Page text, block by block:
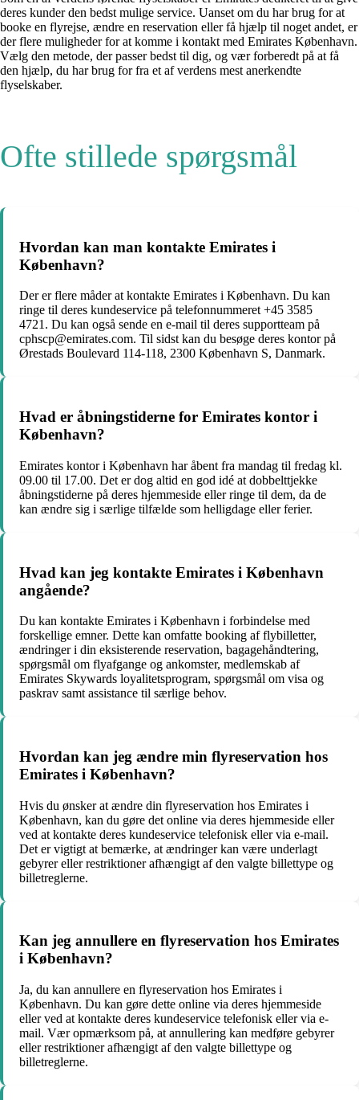
deres kunder den bedst mulige service. Uanset om du har brug for at
booke en flyrejse, ændre en reservation eller få hjælp til noget andet, er
der flere muligheder for at komme i kontakt med Emirates København.
Vælg den metode, der passer bedst til dig, og vær forberedt på at få
den hjælp, du har brug for fra et af verdens mest anerkendte
flyselskaber.
Ofte stillede spørgsmål
Hvordan kan man kontakte Emirates i
København?
Der er flere måder at kontakte Emirates i København. Du kan
ringe til deres kundeservice på telefonnummeret +45 3585
4721. Du kan også sende en e-mail til deres supportteam på
cphscp@emirates.com. Til sidst kan du besøge deres kontor på
Ørestads Boulevard 114-118, 2300 København S, Danmark.
Hvad er åbningstiderne for Emirates kontor i
København?
Emirates kontor i København har åbent fra mandag til fredag kl.
09.00 til 17.00. Det er dog altid en god idé at dobbelttjekke
åbningstiderne på deres hjemmeside eller ringe til dem, da de
kan ændre sig i særlige tilfælde som helligdage eller ferier.
Hvad kan jeg kontakte Emirates i København
angående?
Du kan kontakte Emirates i København i forbindelse med
forskellige emner. Dette kan omfatte booking af flybilletter,
ændringer i din eksisterende reservation, bagagehåndtering,
spørgsmål om flyafgange og ankomster, medlemskab af
Emirates Skywards loyalitetsprogram, spørgsmål om visa og
paskrav samt assistance til særlige behov.
Hvordan kan jeg ændre min flyreservation hos
Emirates i København?
Hvis du ønsker at ændre din flyreservation hos Emirates i
København, kan du gøre det online via deres hjemmeside eller
ved at kontakte deres kundeservice telefonisk eller via e-mail.
Det er vigtigt at bemærke, at ændringer kan være underlagt
gebyrer eller restriktioner afhængigt af den valgte billettype og
billetreglerne.
Kan jeg annullere en flyreservation hos Emirates
i København?
Ja, du kan annullere en flyreservation hos Emirates i
København. Du kan gøre dette online via deres hjemmeside
eller ved at kontakte deres kundeservice telefonisk eller via e-
mail. Vær opmærksom på, at annullering kan medføre gebyrer
eller restriktioner afhængigt af den valgte billettype og
billetreglerne.